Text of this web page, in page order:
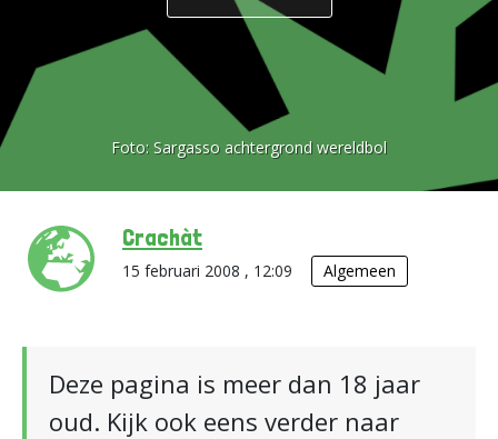
Foto: Sargasso achtergrond wereldbol
Crachàt
15 februari 2008 , 12:09 Algemeen
Deze pagina is meer dan 18 jaar
oud. Kijk ook eens verder naar